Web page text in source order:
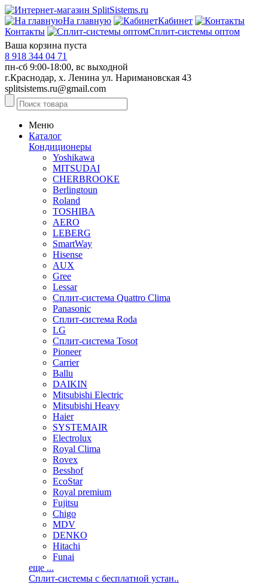
На главную
Кабинет
Контакты
Сплит-системы оптом
Ваша корзина пуста
8 918 344 04 71
пн-сб 9:00-18:00, вс выходной
г.Краснодар, х. Ленина ул. Наримановская 43
splitsistems.ru@gmail.com
Меню
Каталог
Кондиционеры
Yoshikawa
MITSUDAI
CHERBROOKE
Berlingtoun
Roland
TOSHIBA
AERO
LEBERG
SmartWay
Hisense
AUX
Gree
Lessar
Сплит-система Quattro Clima
Panasonic
Сплит-система Roda
LG
Сплит-система Tosot
Pioneer
Carrier
Ballu
DAIKIN
Mitsubishi Electric
Mitsubishi Heavy
Haier
SYSTEMAIR
Electrolux
Royal Clima
Rovex
Besshof
EcoStar
Royal premium
Fujitsu
Chigo
MDV
DENKO
Hitachi
Funai
еще ...
Сплит-системы с бесплатной устан..